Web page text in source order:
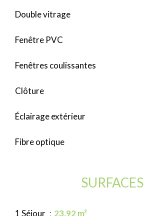
Double vitrage
Fenêtre PVC
Fenêtres coulissantes
Clôture
Éclairage extérieur
Fibre optique
SURFACES
1 Séjour 23.92 m²